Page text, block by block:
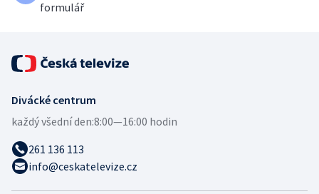
formulář
Divácké centrum
každý všední den:8:00—16:00 hodin
261 136 113
info@ceskatelevize.cz